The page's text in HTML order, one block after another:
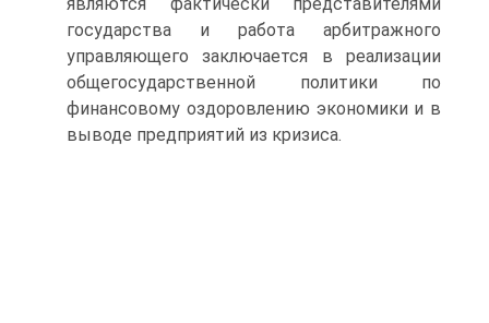
государства и работа арбитражного
управляющего заключается в реализации
общегосударственной политики по
финансовому оздоровлению экономики и в
выводе предприятий из кризиса.